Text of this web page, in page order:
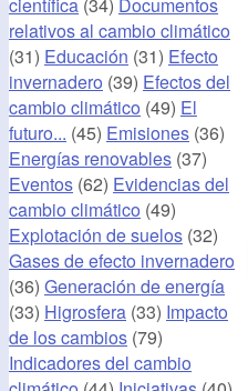
científica (34) Documentos
relativos al cambio climático
(31) Educación (31) Efecto
invernadero (39) Efectos del
cambio climático (49) El
futuro... (45) Emisiones (36)
Energías renovables (37)
Eventos (62) Evidencias del
cambio climático (49)
Explotación de suelos (32)
Gases de efecto invernadero
(36) Generación de energía
(33) Higrosfera (33) Impacto
de los cambios (79)
Indicadores del cambio